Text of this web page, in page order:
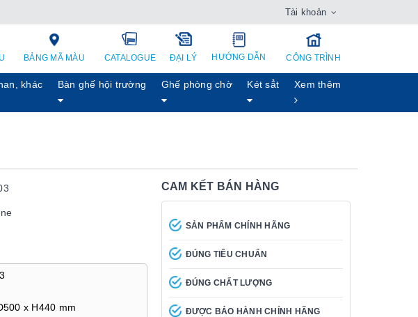
Tài khoản
BẢNG MÃ MÀU CATALOGUE ĐẠI LÝ HƯỚNG DẪN CÔNG TRÌNH
khác Bàn ghế hội trường Ghế phòng chờ Két sẳt Xem thêm
x H440 mm
CAM KẾT BÁN HÀNG
SẢN PHẨM CHÍNH HÃNG
ĐÚNG TIÊU CHUẨN
ĐÚNG CHẤT LƯỢNG
ĐƯỢC BẢO HÀNH CHÍNH HÃNG